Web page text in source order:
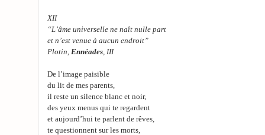
XII
“L’âme universelle ne naît nulle part
et n’est venue à aucun endroit”
Plotin, Ennéades, III
De l’image paisible
du lit de mes parents,
il reste un silence blanc et noir,
des yeux menus qui te regardent
et aujourd’hui te parlent de rêves,
te questionnent sur les morts,